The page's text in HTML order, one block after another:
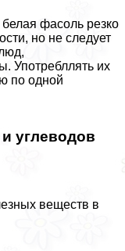
фасоль резко
но не следует
Употрeбллять их
по одной
углеводов
веществ в